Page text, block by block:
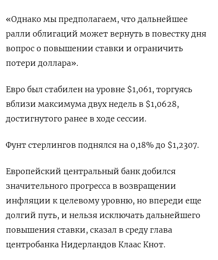
«Однако мы предполагаем, что дальнейшее
ралли облигаций может вернуть в повестку дня
вопрос о повышении ставки и ограничить
потери доллара».
Евро был стабилен на уровне $1,061, торгуясь
вблизи максимума двух недель в $1,0628,
достигнутого ранее в ходе сессии.
Фунт стерлингов поднялся на 0,18% до $1,2307.
Европейский центральный банк добился
значительного прогресса в возвращении
инфляции к целевому уровню, но впереди еще
долгий путь, и нельзя исключать дальнейшего
повышения ставки, сказал в среду глава
центробанка Нидерландов Клаас Кнот.